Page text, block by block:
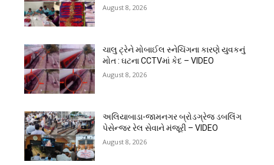
August 8, 2026
ચાલુ ટ્રેને મોબાઈલ સ્નેચિંગના કારણે યુવકનું
મોત : ઘટના CCTVમાં કેદ – VIDEO
August 8, 2026
અલિયાબાડા-જામનગર બ્રોડગ્રેજ ડબલિંગ
પેસેન્જર રેલ સેવાને મંજૂરી – VIDEO
August 8, 2026